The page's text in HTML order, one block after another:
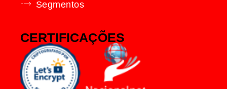
Segmentos
CERTIFICAÇÕES